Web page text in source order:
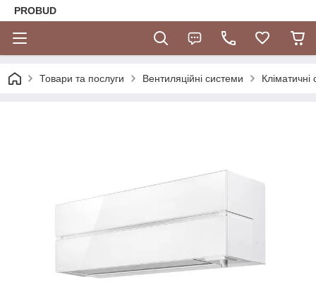
PROBUD
Товари та послуги Вентиляційні системи Кліматичні